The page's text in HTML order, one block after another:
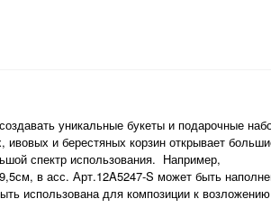
уникальные букеты и подарочные
ивовых и берестяных корзин открывает
спектр использования. Например,
в асс. Арт.12A5247-S может быть
использована для композиции к